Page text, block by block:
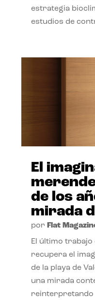
estrategia
estudios de
El
de los
mirada
por Flat
El último trabajo
recupera el
de la playa de
una mirada
reinterpretando